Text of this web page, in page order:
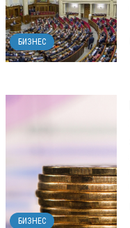
БИЗНЕС
БИЗНЕС